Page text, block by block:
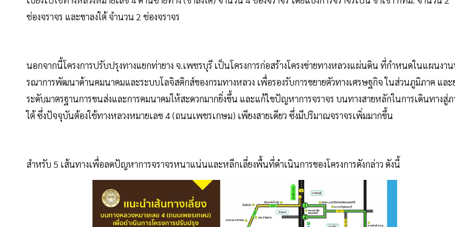
ช่องจราจร และขาลงใต้ จำนวน 2 ช่องจราจร
นอกจากนี้โครงการปรับปรุงทางแยกท่ายาง จ.เพชรบุรี เป็นโครงการก่อสร้างโครงข่ายทางหลวงแผ่นดิน ที่กำหนดในแผนงา
รณาการพัฒนาด้านคมนาคมและระบบโลจิสติกส์ของกรมทางหลวง เพื่อรองรับการขยายตัวทางเศรษฐกิจ ในส่วนภูมิภาค และ
ระดับมาตรฐานการขนส่งและการคมนาคมให้สะดวกมากยิ่งขึ้น และแก้ไขปัญหาการจราจร บนทางสายหลักในการเดินทางสู่ภ
ใต้ ซึ่งปัจจุบันต้องใช้ทางหลวงหมายเลข 4 (ถนนเพชรเกษม) เพียงสายเดียว ซึ่งมีปริมาณจราจรเพิ่มมากขึ้น
สำหรับ 5 เส้นทางเพื่อลดปัญหาการจราจรหนาแน่นและหลีกเลี่ยงพื้นที่ดำเนินการของโครงการดังกล่าว ดังนี้